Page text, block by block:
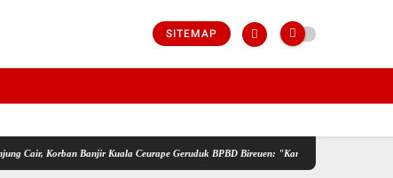
SITEMAP
Banjir Kuala Ceurape Geruduk BPBD Bireuen: "Kami Dibola-bolai"